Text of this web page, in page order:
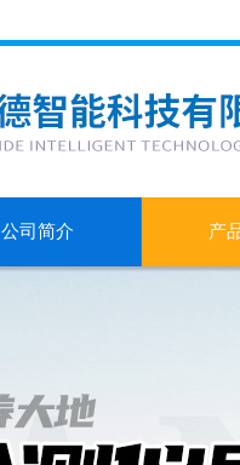
公司简介 产